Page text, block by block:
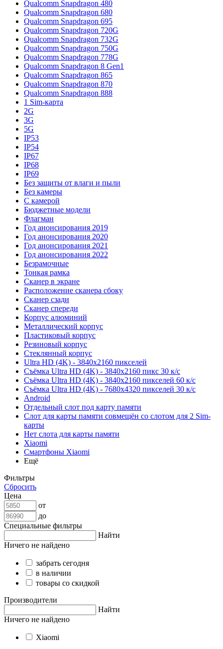
Qualcomm Snapdragon 480
Qualcomm Snapdragon 680
Qualcomm Snapdragon 695
Qualcomm Snapdragon 720G
Qualcomm Snapdragon 732G
Qualcomm Snapdragon 750G
Qualcomm Snapdragon 778G
Qualcomm Snapdragon 8 Gen1
Qualcomm Snapdragon 865
Qualcomm Snapdragon 870
Qualcomm Snapdragon 888
1 Sim-карта
2G
3G
5G
IP53
IP54
IP67
IP68
IP69
Без защиты от влаги и пыли
Без камеры
С камерой
Бюджетные модели
Флагман
Год анонсирования 2019
Год анонсирования 2020
Год анонсирования 2021
Год анонсирования 2022
Безрамочные
Тонкая рамка
Сканер в экране
Расположение сканера сбоку
Сканер сзади
Сканер спереди
Корпус алюминий
Металлический корпус
Пластиковый корпус
Резиновый корпус
Стеклянный корпус
Ultra HD (4K) - 3840x2160 пикселей
Съёмка Ultra HD (4K) - 3840x2160 пикс 30 к/с
Съёмка Ultra HD (4K) - 3840x2160 пикселей 60 к/с
Съёмка Ultra HD (4K) - 7680x4320 пикселей 30 к/с
Android
Отдельный слот под карту памяти
Слот для карты памяти совмещён со слотом для 2 Sim-
карты
Нет слота для карты памяти
Xiaomi
Смартфоны Xiaomi
Ещё
Фильтры
Сбросить
Цена
от
до
Специальные фильтры
Найти
Ничего не найдено
забрать сегодня
в наличии
товары со скидкой
Производители
Найти
Ничего не найдено
Xiaomi